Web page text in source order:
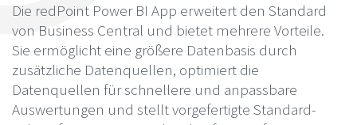
Die redPoint Power BI App erweitert den Standard
von Business Central und bietet mehrere Vorteile.
Sie ermöglicht eine größere Datenbasis durch
zusätzliche Datenquellen, optimiert die
Datenquellen für schnellere und anpassbare
Auswertungen und stellt vorgefertigte Standard-